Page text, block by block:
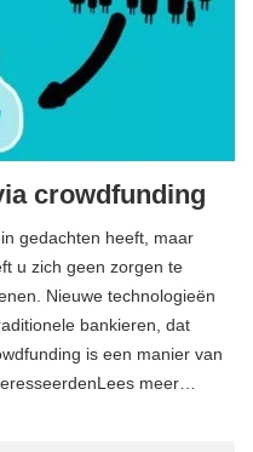
crowdfunding
gedachten heeft, maar
u zich geen zorgen te
Nieuwe technologieën
bankieren, dat
is een manier van
meer…